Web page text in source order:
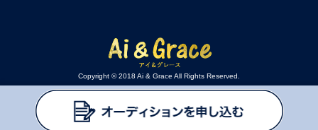
Copyright © 2018 Ai & Grace All Rights Reserved.